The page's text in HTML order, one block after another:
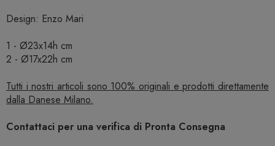
Design: Enzo Mari
1 - Ø23x14h cm
2 - Ø17x22h cm
Tutti i nostri articoli sono 100% originali e prodotti direttamente
dalla Danese Milano.
Contattaci per una verifica di Pronta Consegna